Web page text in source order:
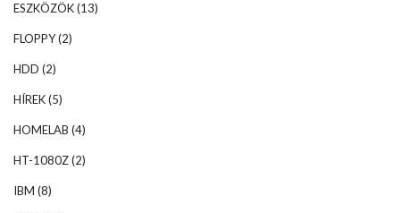
ESZKÖZÖK(13)
FLOPPY(2)
HDD (2)
HÍREK(5)
HOMELAB (4)
HT-1080Z(2)
IBM (8)